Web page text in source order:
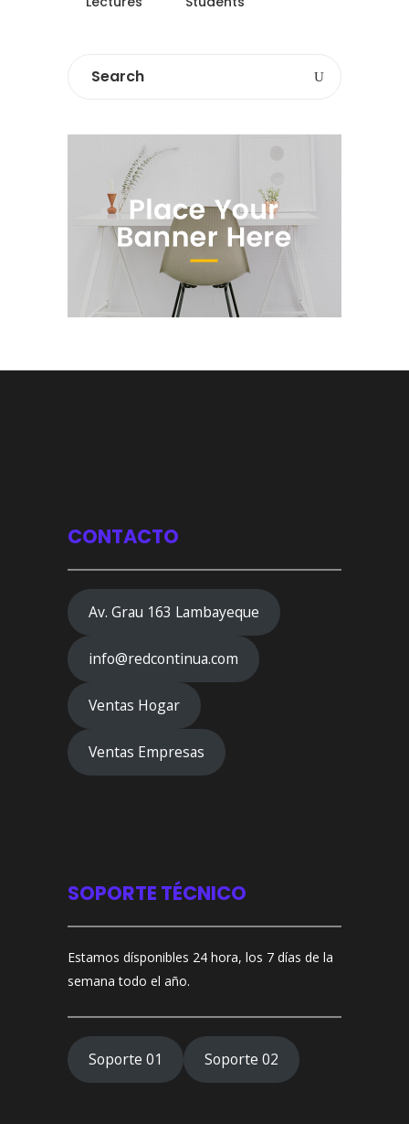
CONTACTO
Av. Grau 163 Lambayeque
info@redcontinua.com
Ventas Hogar
Ventas Empresas
SOPORTE TÉCNICO
Estamos dísponibles 24 hora, los 7 días de la
semana todo el año.
Soporte 01 Soporte 02